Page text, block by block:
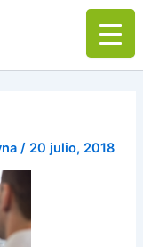
Main
/ 20 julio, 2018